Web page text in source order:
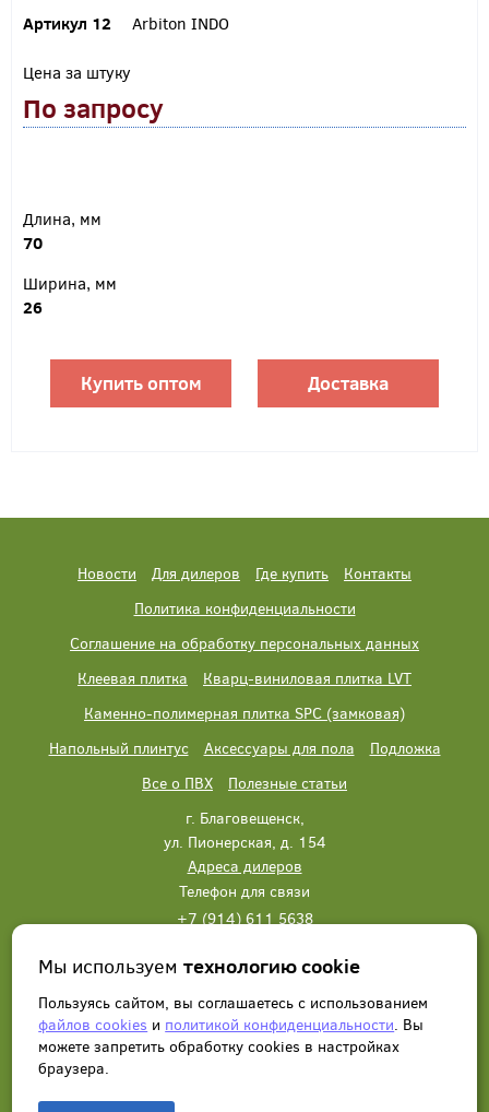
Артикул 12 Arbiton INDO
Цена за штуку
По запросу
Длина, мм
70
Ширина, мм
26
Купить оптом Доставка
Новости Для дилеров Где купить
Контакты
Политика конфиденциальности
Соглашение на обработку персональных данных
Клеевая плитка
Кварц-виниловая плитка LVT
Каменно-полимерная плитка SPC (замковая)
Напольный плинтус
Аксессуары для пола
Подложка
Все о ПВХ
Полезные статьи
г. Благовещенск,
ул. Пионерская, д. 154
Адреса дилеров
Телефон для связи
+7 (914) 611 5638
Написать нам Заказать звонок
Мы используемтехнологию cookie
Пользуясь сайтом, вы соглашаетесь с использованием
файлов cookies и политикой конфиденциальности. Вы
можете запретить обработку сookies в настройках
браузера.